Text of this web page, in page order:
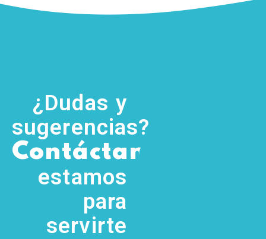
¿Dudas y
sugerencias?
Contáctanos
estamos
para
servirte